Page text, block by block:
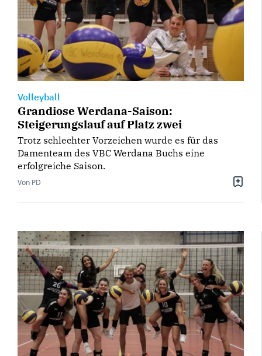
Volleyball
Grandiose Werdana-Saison:
Steigerungslauf auf Platz zwei
Trotz schlechter Vorzeichen wurde es für das
Damenteam des VBC Werdana Buchs eine
erfolgreiche Saison.
Von PD